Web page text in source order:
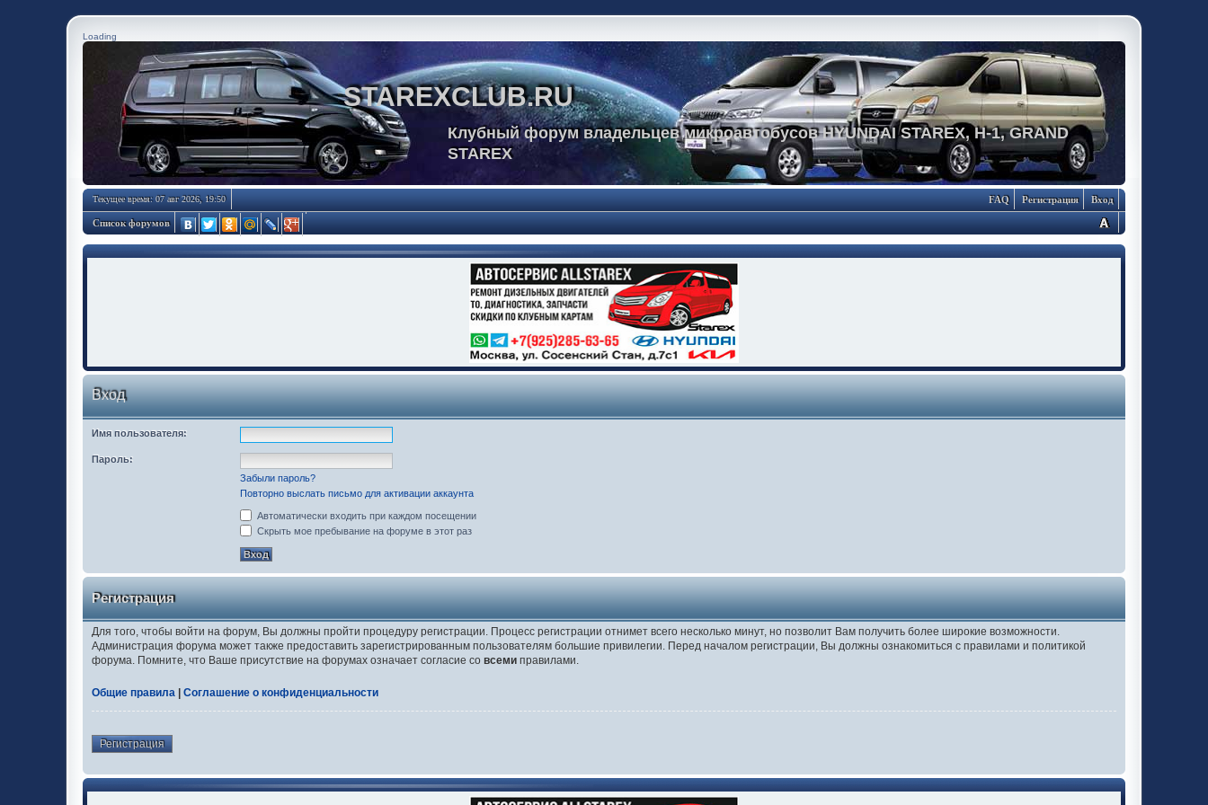
Loading
STAREXCLUB.RU
Клубный форум владельцев микроавтобусов HYUNDAI STAREX, H-1, GRAND
STAREX
Текущее время: 07 авг 2026, 19:50 Вход
Регистрация
FAQ
Список форумов
Вход
Имя пользователя:
Пароль:
Забыли пароль?
Повторно выслать письмо для активации аккаунта
Автоматически входить при каждом посещении
Скрыть мое пребывание на форуме в этот раз
Регистрация
Для того, чтобы войти на форум, Вы должны пройти процедуру регистрации. Процесс регистрации отнимет всего несколько минут, но позволит Вам получить более широкие возможности.
Администрация форума может также предоставить зарегистрированным пользователям большие привилегии. Перед началом регистрации, Вы должны ознакомиться с правилами и политикой
форума. Помните, что Ваше присутствие на форумах означает согласие со всеми правилами.
Общие правила Соглашение о конфиденциальности
Регистрация